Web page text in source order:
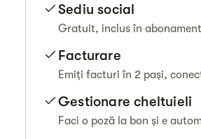
Sediu social
Gratuit, inclus în abonament
Facturare
Emiți facturi în 2 pași,
Gestionare cheltuieli
Faci o poză la bon și e